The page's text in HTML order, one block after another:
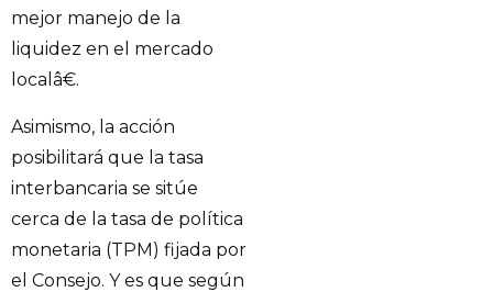
mejor manejo de la
liquidez en el mercado
localâ€.
Asimismo, la acción
posibilitará que la tasa
interbancaria se sitúe
cerca de la tasa de política
monetaria (TPM) fijada por
el Consejo. Y es que según